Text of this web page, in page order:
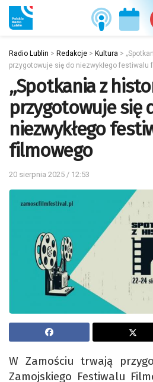
Radio Lublin > Redakcje > Kultura >
przygotowuje się do niezwykłego festiwalu
„Spotkania z
przygotowuje się
niezwykłego
filmowego
20 sierpnia 2025 / 12:53
W Zamościu trwają
Zamojskiego Festiwalu